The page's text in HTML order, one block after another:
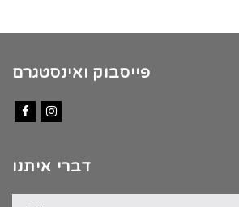
פייסבוק ואינסטגרם
דברי איתנו
שם: